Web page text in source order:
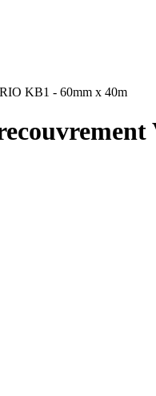
KB1 - 60mm x 40m